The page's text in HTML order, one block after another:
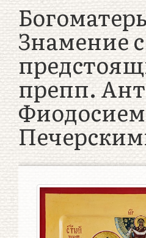
Богоматерь
Знамение с
препп.
Фиодосием